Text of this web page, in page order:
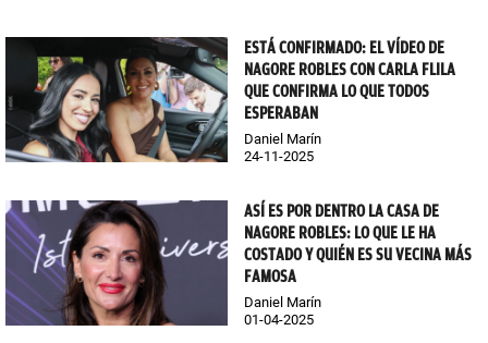
ESTÁ CONFIRMADO: EL VÍDEO DE
NAGORE ROBLES CON CARLA FLILA
QUE CONFIRMA LO QUE TODOS
ESPERABAN
Daniel Marín
24-11-2025
ASÍ ES POR DENTRO LA CASA DE
NAGORE ROBLES: LO QUE LE HA
COSTADO Y QUIÉN ES SU VECINA MÁS
FAMOSA
Daniel Marín
01-04-2025